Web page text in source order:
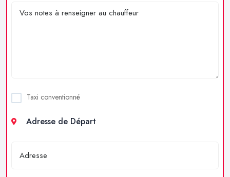
Taxi conventionné
Adresse de Départ